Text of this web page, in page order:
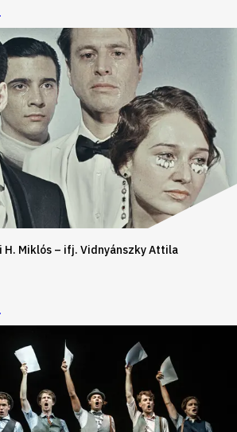
H. Miklós – ifj. Vidnyánszky Attila